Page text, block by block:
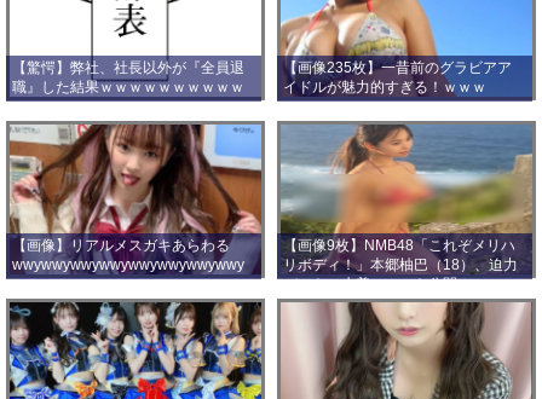
【驚愕】弊社、社長以外が『全員退
職』した結果ｗｗｗｗｗｗｗｗｗｗ
ｗｗｗ
【画像235枚】一昔前のグラビアア
イドルが魅力的すぎる！ｗｗｗ
【画像】リアルメスガキあらわる
wwywwywwywwywwywwywwywwy
wwy
【画像9枚】NMB48「これぞメリハ
リボディ！」本郷柚巴（18）、迫力
バストの水着ショット公開！